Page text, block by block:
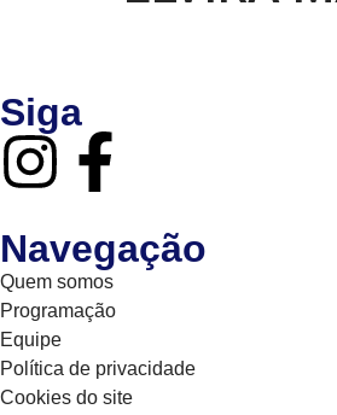
Siga
Navegação
Quem somos
Programação
Equipe
Política de privacidade
Cookies do site